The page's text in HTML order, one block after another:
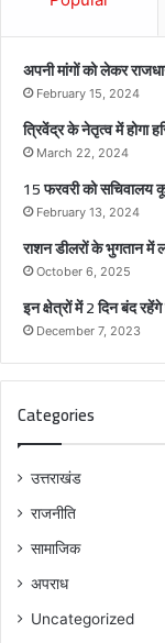
लो
म
अपनी मांगों को लेकर
February 15, 2024
त्रिवेंद्र के नेतृत्व में होगा
March 22, 2024
15 फरवरी को सचिवालय
February 13, 2024
राशन डीलरों के भुगतान में
October 6, 2025
इन क्षेत्रों में 2 दिन बंद
December 7, 2023
Categories
उत्तराखंड
राजनीति
सामाजिक
अपराध
Uncategorized